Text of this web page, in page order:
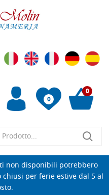
0
vuota
0
non disponibili potrebbero
per ferie estive dal 5 al